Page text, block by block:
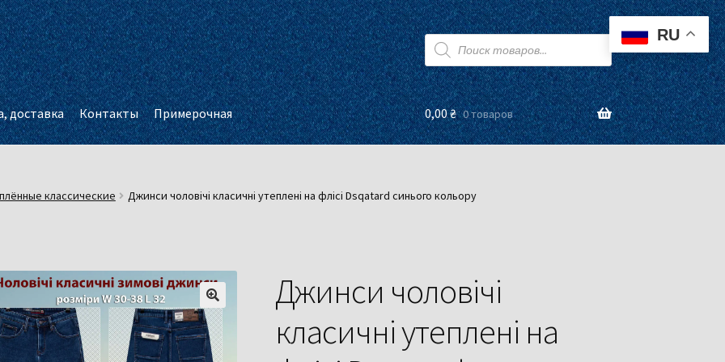
Поиск
товаров
доставка Контакты Примерочная 0,00₴ 0 товаров
классические Джинси чоловічі класичні утеплені на флісі Dsqatard синього кольору
Джинси чоловічі
класичні утеплені на
RU